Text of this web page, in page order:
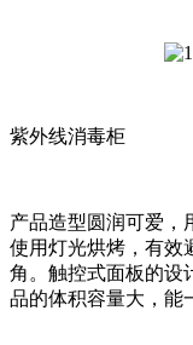
紫外线消毒柜
产品造型圆润可爱，
使用灯光烘烤，有效
角。触控式面板的设
品的体积容量大，能